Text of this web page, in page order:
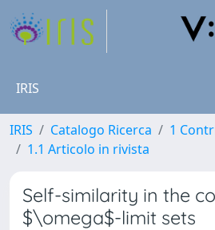
IRIS
IRIS Catalogo Ricerca
1
1.1 Articolo in rivista
Self-similarity in the
$\omega$-limit sets